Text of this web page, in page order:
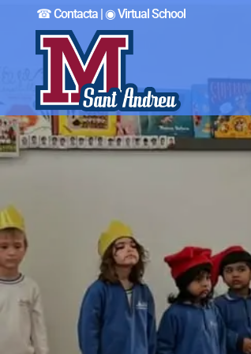
☎︎ Contacta | ◉ Virtual School